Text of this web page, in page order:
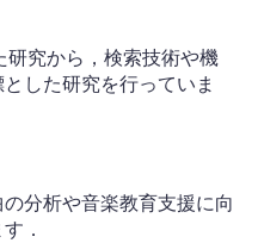
究から，検索技術や機
した研究を行っていま
の分析や音楽教育支援に向
．